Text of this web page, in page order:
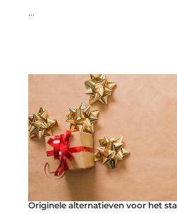
...
Originele alternatieven voor het